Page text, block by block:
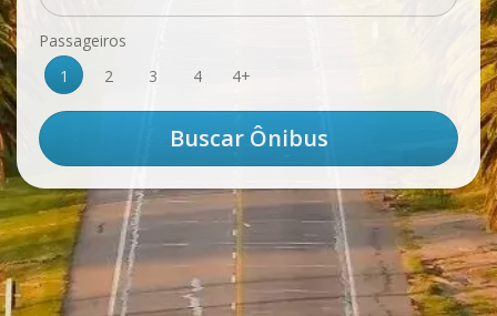
Passageiros
1
2 3 4 4+